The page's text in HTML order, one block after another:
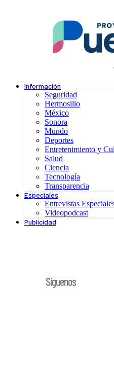
.
Información
Seguridad
Hermosillo
México
Sonora
Mundo
Deportes
Entretenimiento y
Salud
Ciencia
Tecnología
Transparencia
Especiales
Entrevistas
Videopodcast
Publicidad
Síguenos